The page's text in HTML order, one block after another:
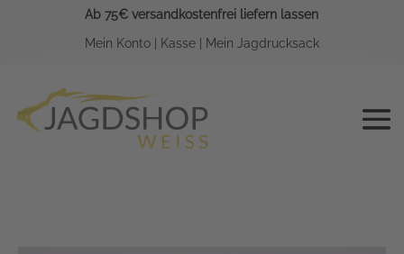
Ab 75€ versandkostenfrei liefern lassen
Mein Konto| Kasse| Mein Jagdrucksack